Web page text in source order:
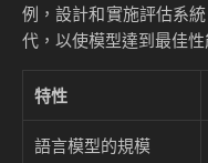
例，設計和實施評估系
代，以使模型達到最佳性
特性
語言模型的規模